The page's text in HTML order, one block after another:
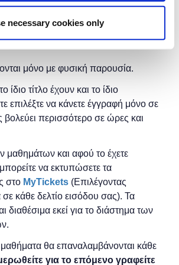
necessary cookies only
με την υποστήριξη της
μόνο με φυσική παρουσία.
ίδιο τίτλο έχουν και το ίδιο
επιλέξτε να κάνετε έγγραφή μόνο σε
περισσότερο σε ώρες και
μαθημάτων και αφού το έχετε
να εκτυπώσετε τα
στο MyTickets (Επιλέγοντας
σε κάθε δελτίο εισόδου σας). Τα
διαθέσιμα εκεί για το διάστημα των
θα επαναλαμβάνονται κάθε
για το επόμενο γραφείτε